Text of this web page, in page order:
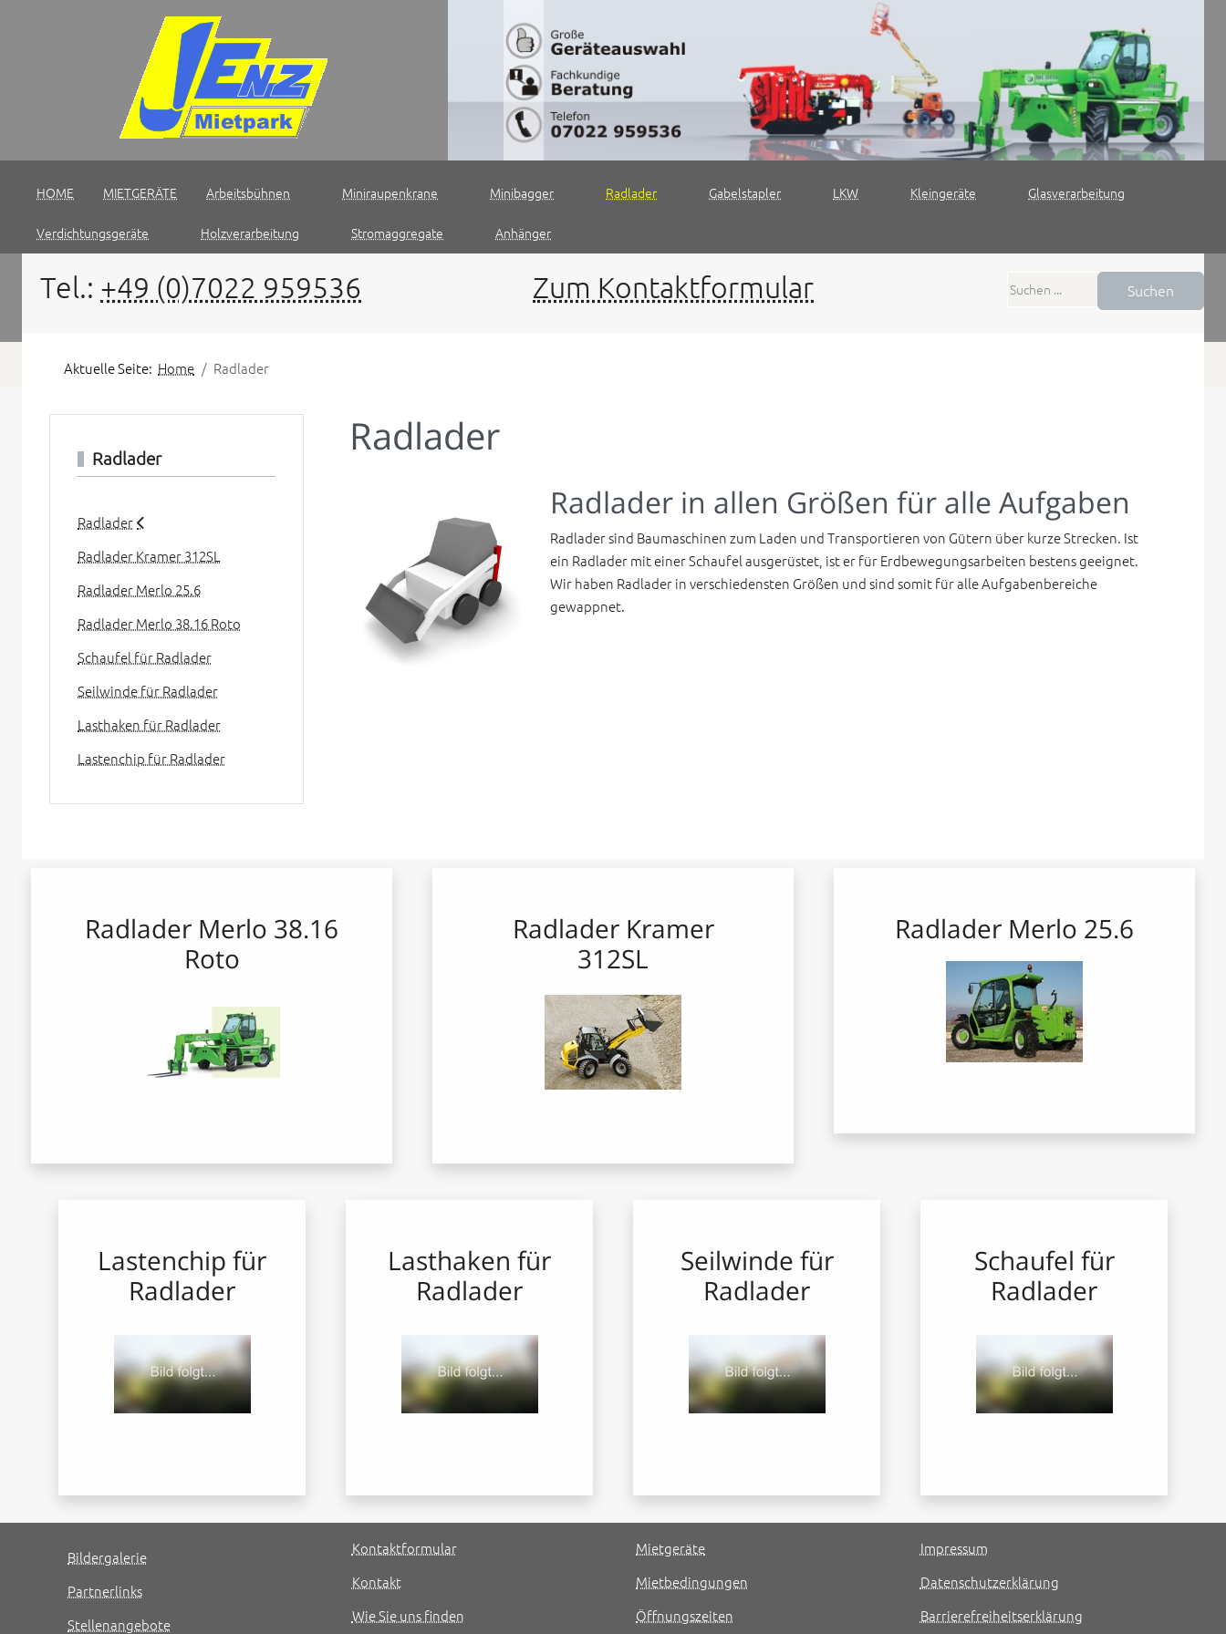
HOME MIETGERÄTE Arbeitsbühnen Miniraupenkrane Minibagger Radlader Gabelstapler LKW Kleingeräte Glasverarbeitung
Verdichtungsgeräte Holzverarbeitung Stromaggregate Anhänger
Tel.: +49 (0)7022 959536 Zum Kontaktformular Suchen
Aktuelle Seite: Home Radlader
Radlader
Radlader
Radlader Kramer 312SL
Radlader Merlo 25.6
Radlader Merlo 38.16 Roto
Schaufel für Radlader
Seilwinde für Radlader
Lasthaken für Radlader
Lastenchip für Radlader
Radlader
Radlader in allen Größen für alle Aufgaben
Radlader sind Baumaschinen zum Laden und Transportieren von Gütern über kurze Strecken. Ist
ein Radlader mit einer Schaufel ausgerüstet, ist er für Erdbewegungsarbeiten bestens geeignet.
Wir haben Radlader in verschiedensten Größen und sind somit für alle Aufgabenbereiche
gewappnet.
Radlader Merlo 38.16
Roto
Radlader Kramer
312SL
Radlader Merlo 25.6
Lastenchip für
Radlader
Lasthaken für
Radlader
Seilwinde für
Radlader
Schaufel für
Radlader
Bildergalerie
Partnerlinks
Stellenangebote
Kontaktformular
Kontakt
Wie Sie uns finden
Mietgeräte
Mietbedingungen
Öffnungszeiten
Impressum
Datenschutzerklärung
Barrierefreiheitserklärung